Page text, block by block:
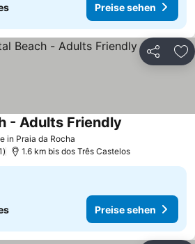
Preise sehen
Teilen
in Praia da Rocha
- Adults Friendly
1.6 km bis dos Três Castelos
Preise sehen